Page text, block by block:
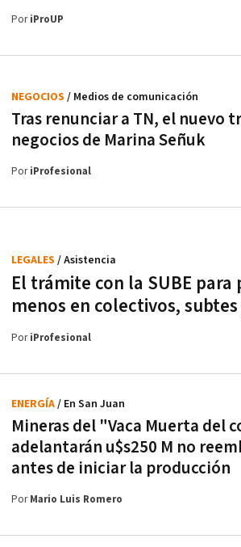
PoriProUP
Tras renunciar a TN, el nuevo
negocios de Marina Señuk
NEGOCIOS / Medios de comunicación
PoriProfesional
El trámite con la SUBE para
menos en colectivos,
LEGALES / Asistencia
PoriProfesional
Mineras del "Vaca Muerta del
adelantarán u$s250 M no
antes de iniciar la producción
ENERGÍA/ En San Juan
PorMario Luis Romero